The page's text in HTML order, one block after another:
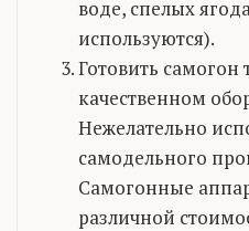
воде, спелых
используются).
Готовить самогон
качественном
Нежелательно
самодельного
Самогонные
различной